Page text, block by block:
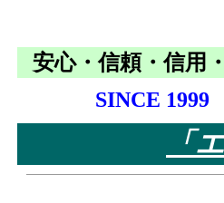
安心・信頼・信用
SINCE 1999
「